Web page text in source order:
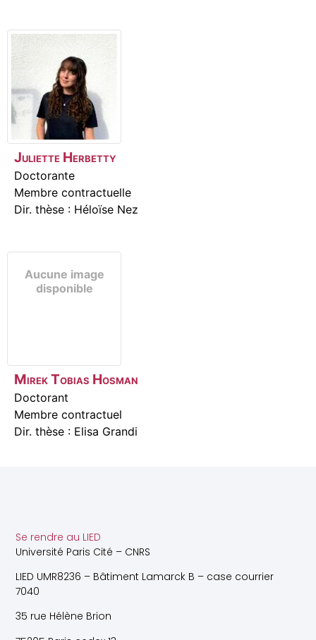
Juliette Herbetty
Doctorante
Membre contractuelle
Dir. thèse : Héloïse Nez
Aucune image
disponible
Mirek Tobias Hosman
Doctorant
Membre contractuel
Dir. thèse : Elisa Grandi
Se rendre au LIED
Université Paris Cité – CNRS
LIED UMR8236 – Bâtiment Lamarck B – case courrier
7040
35 rue Hélène Brion